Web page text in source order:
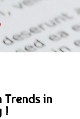
Trends in
!